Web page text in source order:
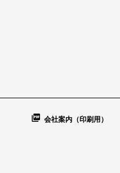
会社案内（印刷用）